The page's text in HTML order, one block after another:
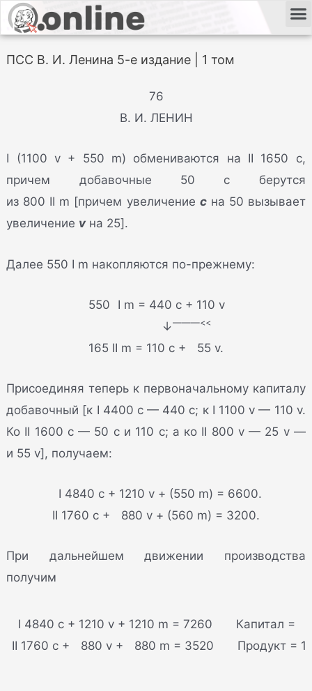
ПСС В. И. Ленина 5-е издание | 1 том
76
В. И. ЛЕНИН
I (1100 v + 550 m) обмениваются на II 1650 c,
причем добавочные 50 c берутся
из 800 II m [причем увеличение cна 50 вызывает
увеличение v на 25].
Далее 550 I m накопляются по-прежнему:
550 I m = 440 c + 110 v
↓———<<
165 II m = 110 c + 55 v.
Присоединяя теперь к первоначальному капиталу
добавочный [к I 4400 c — 440 c; к I 1100 v — 110 v.
Ко II 1600 c — 50 c и 110 c; а ко II 800 v — 25 v —
и 55 v], получаем:
I 4840 с + 1210 v + (550 m) = 6600.
II 1760 с + 880 v + (560 m) = 3200.
При дальнейшем движении производства
получим
I 4840 c + 1210 v + 1210 m = 7260
II 1760 c +  880 v +  880 m = 3520
Капитал =
Продукт =